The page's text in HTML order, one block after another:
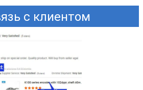
с клиентом